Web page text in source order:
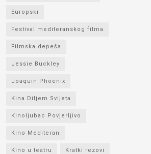
Europski
Festival mediteranskog filma
Filmska depeša
Jessie Buckley
Joaquin Phoenix
Kina Diljem Svijeta
Kinoljubac Povjerljivo
Kino Mediteran
Kino u teatru Kratki rezovi